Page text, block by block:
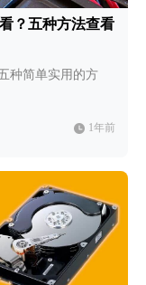
？五种方法查看
种简单实用的方
1年前